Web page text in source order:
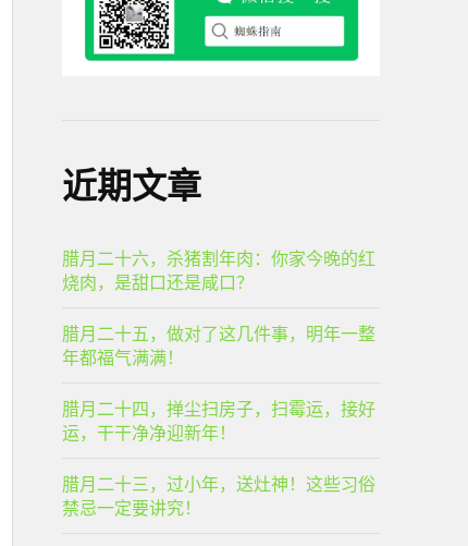
近期文章
腊月二十六，杀猪割年肉：你家今晚的红
烧肉，是甜口还是咸口？
腊月二十五，做对了这几件事，明年一整
年都福气满满！
腊月二十四，掸尘扫房子，扫霉运，接好
运，干干净净迎新年！
腊月二十三，过小年，送灶神！这些习俗
禁忌一定要讲究！